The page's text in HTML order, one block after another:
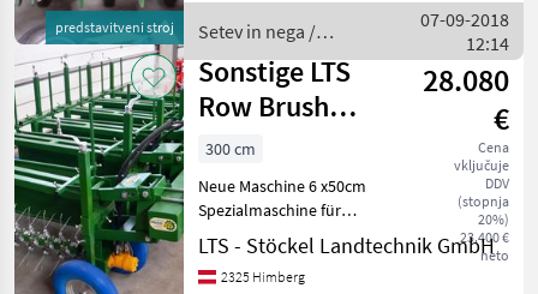
predstavitveni stroj
reinigen in die Ku
Setev in nega /
Sonstige
07-09-2018
12:14
Sonstige LTS
Row Brush
Reihenputzer
28.080
€
Cena
vključuje
DDV
(stopnja
20%)
23.400 €
neto
300 cm
Neue Maschine 6 x50cm
Spezialmaschine für
Zwiebel und Knoblauch
Ölantrieb Mit Federzinken
bestückte Wellen werden
LTS - Stöckel Landtechnik GmbH
2325 Himberg